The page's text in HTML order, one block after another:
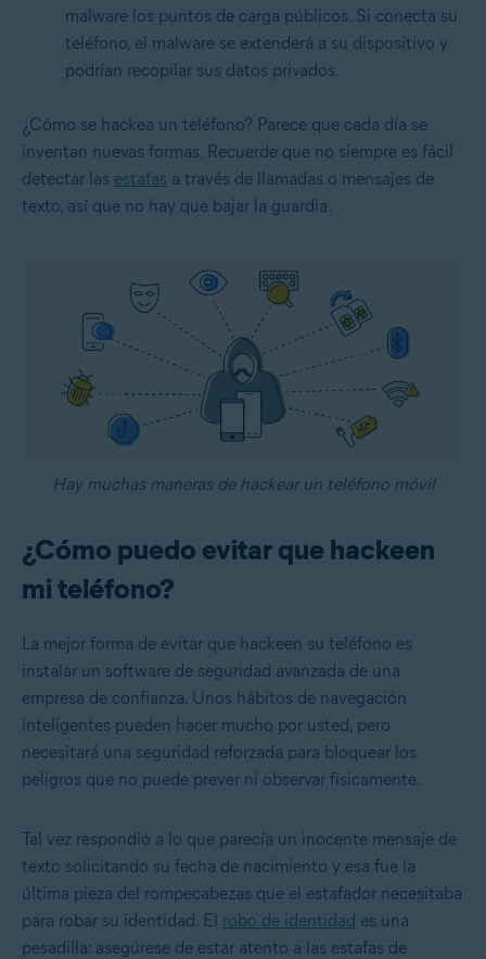
malware los puntos de carga públicos. Si conecta su
teléfono, el malware se extenderá a su dispositivo y
podrían recopilar sus datos privados.
¿Cómo se hackea un teléfono? Parece que cada día se
inventan nuevas formas. Recuerde que no siempre es fácil
detectar las estafas a través de llamadas o mensajes de
texto, así que no hay que bajar la guardia.
Hay muchas maneras de hackear un teléfono móvil
¿Cómo puedo evitar que hackeen
mi teléfono?
La mejor forma de evitar que hackeen su teléfono es
instalar un software de seguridad avanzada de una
empresa de confianza. Unos hábitos de navegación
inteligentes pueden hacer mucho por usted, pero
necesitará una seguridad reforzada para bloquear los
peligros que no puede prever ni observar físicamente.
Tal vez respondió a lo que parecía un inocente mensaje de
texto solicitando su fecha de nacimiento y esa fue la
última pieza del rompecabezas que el estafador necesitaba
para robar su identidad. El robo de identidad es una
pesadilla: asegúrese de estar atento a las estafas de